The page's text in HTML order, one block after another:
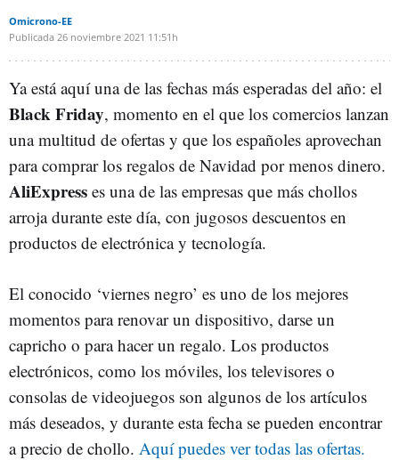
Omicrono-EE
Publicada 26 noviembre 2021 11:51h
Ya está aquí una de las fechas más esperadas del año: el
Black Friday, momento en el que los comercios lanzan
una multitud de ofertas y que los españoles aprovechan
para comprar los regalos de Navidad por menos dinero.
AliExpress es una de las empresas que más chollos
arroja durante este día, con jugosos descuentos en
productos de electrónica y tecnología.
El conocido ‘viernes negro’ es uno de los mejores
momentos para renovar un dispositivo, darse un
capricho o para hacer un regalo. Los productos
electrónicos, como los móviles, los televisores o
consolas de videojuegos son algunos de los artículos
más deseados, y durante esta fecha se pueden encontrar
a precio de chollo. Aquí puedes ver todas las ofertas.